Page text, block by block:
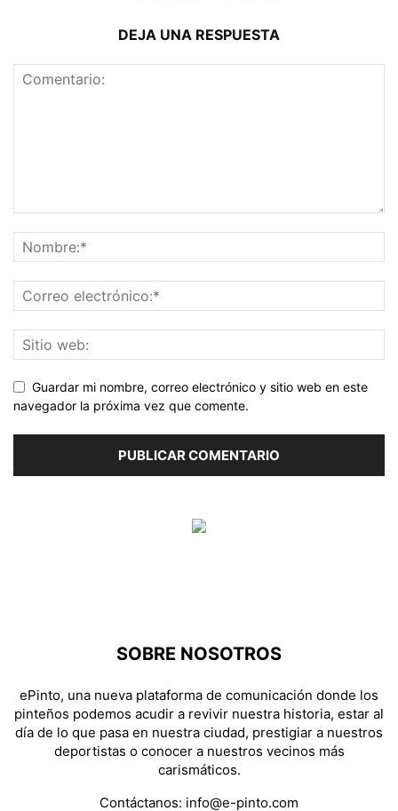
DEJA UNA RESPUESTA
Guardar mi nombre, correo electrónico y sitio web en este
navegador la próxima vez que comente.
SOBRE NOSOTROS
ePinto, una nueva plataforma de comunicación donde los
pinteños podemos acudir a revivir nuestra historia, estar al
día de lo que pasa en nuestra ciudad, prestigiar a nuestros
deportistas o conocer a nuestros vecinos más
carismáticos.
Contáctanos: info@e-pinto.com